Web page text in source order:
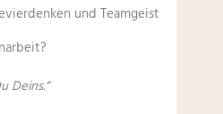
und Teamgeist
Deins.“